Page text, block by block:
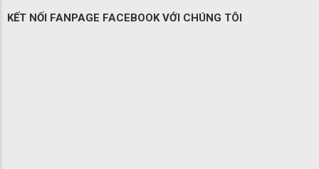
KẾT NỐI FANPAGE FACEBOOK VỚI CHÚNG TÔI